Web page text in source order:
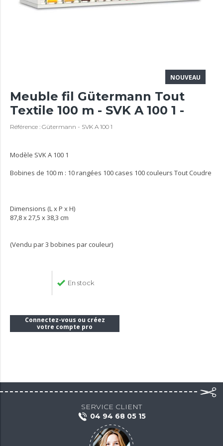
NOUVEAU
Meuble fil Gütermann Tout
Textile 100 m - SVK A 100 1 -
Référence : Gütermann - SVK A 100 1
Modèle SVK A 100 1
Bobines de 100 m : 10 rangées 100 cases 100 couleurs Tout Coudre
Dimensions (L x P x H)
87,8 x 27,5 x 38,3 cm
(Vendu par 3 bobines par couleur)
En stock
Connectez-vous ou créez
votre compte pro
SERVICE CLIENT
04 94 68 05 15